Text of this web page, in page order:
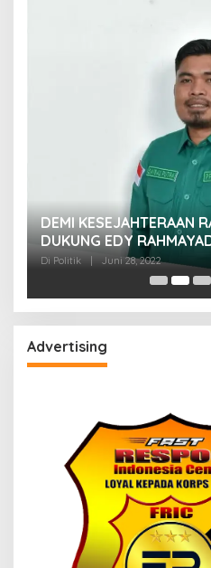
DEMI KESEJAHTERAAN
DUKUNG EDY
Di Politik Juni 28, 2022
Advertising